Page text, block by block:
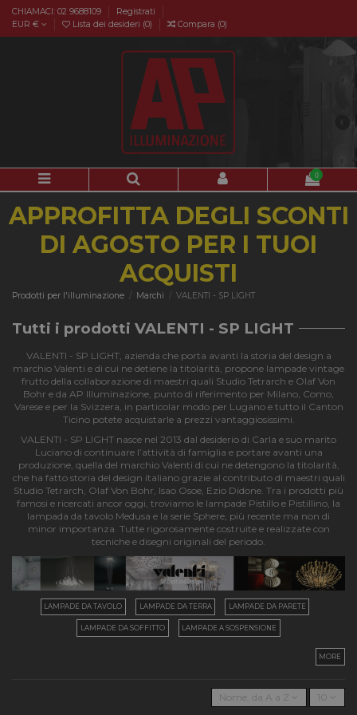
CHIAMACI: 02 9688109
Registrati
EUR €
Lista dei desideri (0) Compara (0)
0
APPROFITTA DEGLI SCONTI
DI AGOSTO PER I TUOI
ACQUISTI
Prodotti per l'illuminazione Marchi VALENTI - SP LIGHT
Tutti i prodotti VALENTI - SP LIGHT
VALENTI - SP LIGHT, azienda che porta avanti la storia del design a
marchio Valenti e di cui ne detiene la titolarità, propone lampade vintage
frutto della collaborazione di maestri quali Studio Tetrarch e Olaf Von
Bohr e da AP Illuminazione, punto di riferimento per Milano, Como,
Varese e per la Svizzera, in particolar modo per Lugano e tutto il Canton
Ticino potete acquistarle a prezzi vantaggiosissimi.
VALENTI - SP LIGHT nasce nel 2013 dal desiderio di Carla e suo marito
Luciano di continuare l’attività di famiglia e portare avanti una
produzione, quella del marchio Valenti di cui ne detengono la titolarità,
che ha fatto storia del design italiano grazie al contributo di maestri quali
Studio Tetrarch, Olaf Von Bohr, Isao Osoe, Ezio Didone. Tra i prodotti più
famosi e ricercati ancor oggi, troviamo le lampade Pistillo e Pistillino, la
lampada da tavolo Medusa e la serie Sphere, più recente ma non di
minor importanza. Tutte rigorosamente costruite e realizzate con
tecniche e disegni originali del periodo.
LAMPADE DA TAVOLO LAMPADE DA TERRA LAMPADE DA PARETE
LAMPADE DA SOFFITTO LAMPADE A SOSPENSIONE
MORE
Nome, da A a Z 10